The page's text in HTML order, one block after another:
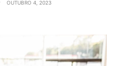
OUTUBRO 4, 2023